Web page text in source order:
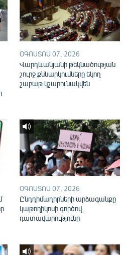
ՕԳՈՍՏՈՍ 07, 2026
Վարդևանյանի թեկնածության
շուրջ քննարկումները եկող
շաբաթ կշարունակվեն
ՕԳՈՍՏՈՍ 07, 2026
Ընդդիմադիրների արձագանքը
կաթողիկոսի գործով
դատավարությունը